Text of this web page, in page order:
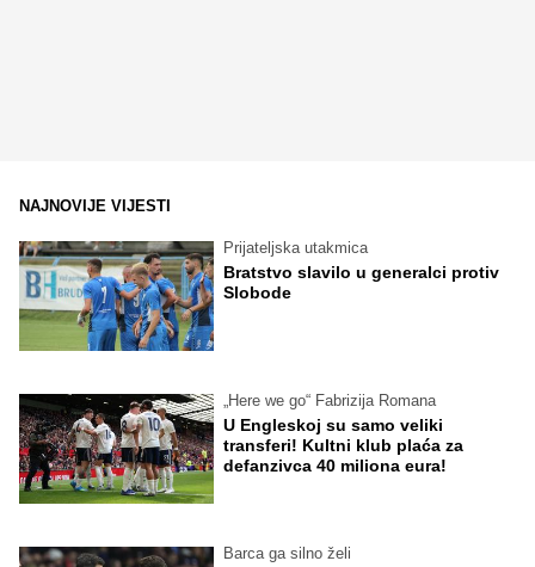
NAJNOVIJE VIJESTI
Prijateljska utakmica
Bratstvo slavilo u generalci protiv
Slobode
„Here we go“ Fabrizija Romana
U Engleskoj su samo veliki
transferi! Kultni klub plaća za
defanzivca 40 miliona eura!
Barca ga silno želi